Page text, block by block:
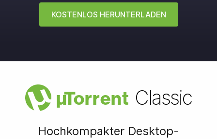
KOSTENLOS HERUNTERLADEN
µTorrent Classic
Hochkompakter Desktop-